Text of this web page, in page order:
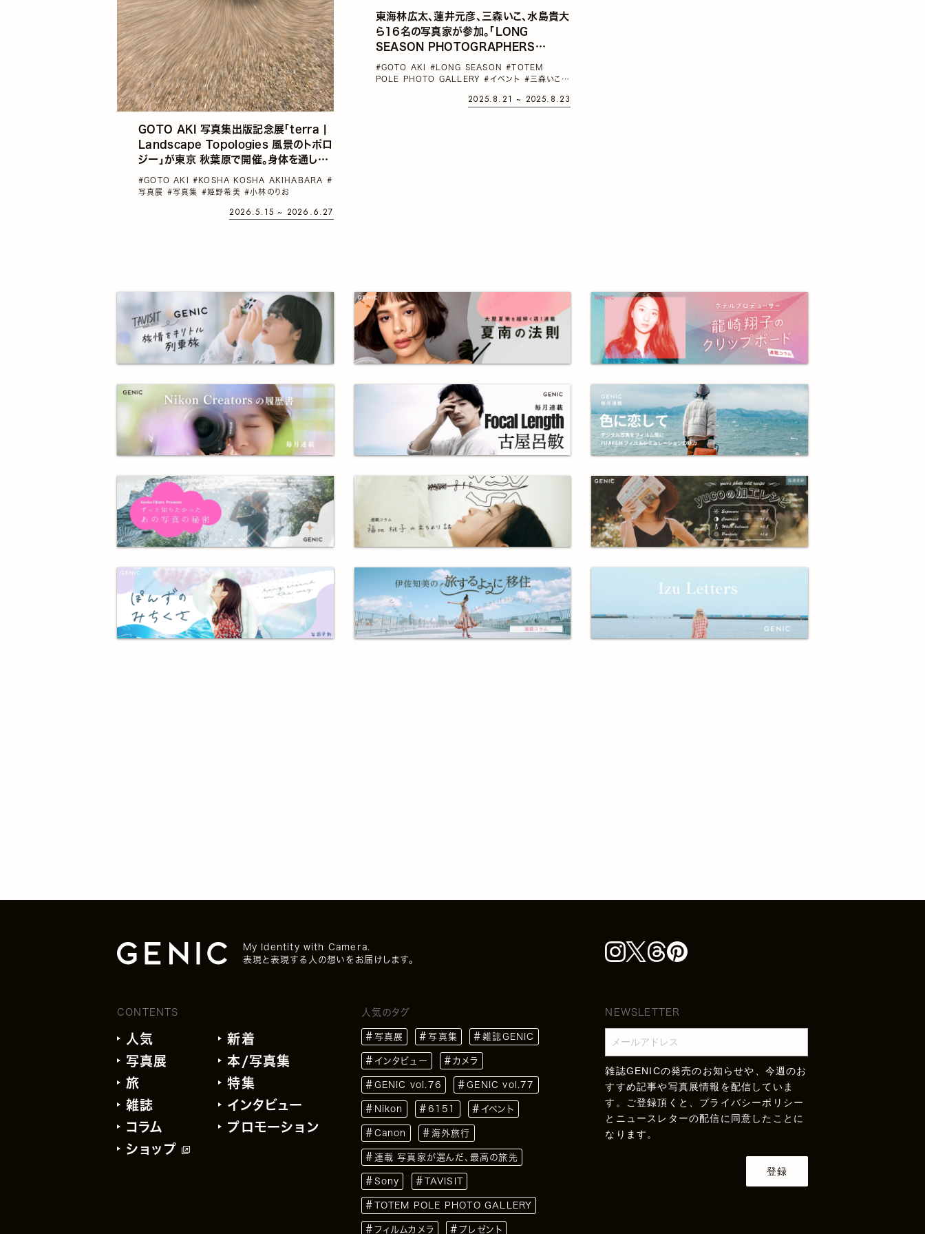
GOTO AKI 写真集出版記念展「terra |
Landscape Topologies 風景のトポロ
ジー」が東京 秋葉原で開催。身体を通し
て“風景”を捉え直す作品群
#GOTO AKI #KOSHA KOSHA AKIHABARA #
写真展 #写真集 #姫野希美 #小林のりお
2026.5.15 ~ 2026.6.27
東海林広太、蓮井元彦、三森いこ、水島貴大
ら16名の写真家が参加。「LONG
SEASON PHOTOGRAPHERS
SLIDESHOW」第8回が四谷で開催
#GOTO AKI #LONG SEASON#TOTEM
POLE PHOTO GALLERY#イベント #三森いこ#
2025.8.21 ~ 2025.8.23
My Identity with Camera.
表現と表現する人の想いをお届けします。
NEWSLETTER
雑誌GENICの発売のお知らせや、今週のお
すすめ記事や写真展情報を配信していま
す。ご登録頂くと、 プライバシーポリシー
とニュースレターの配信に同意したことに
なります。
登録
CONTENTS
人気
新着
写真展
本/写真集
旅
特集
雑誌
インタビュー
コラム
プロモーション
ショップ
人気のタグ
写真展 写真集 雑誌GENIC
インタビュー カメラ
GENIC vol.76 GENIC vol.77
Nikon 6151 イベント
Canon 海外旅行
連載 写真家が選んだ、最高の旅先
Sony TAVISIT
TOTEM POLE PHOTO GALLERY
フィルムカメラ プレゼント